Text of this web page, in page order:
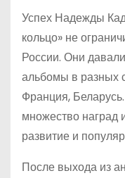
Успех Надежды
кольцо» не
России. Они
альбомы в разных
Франция,
множество наград
развитие и
После выхода из